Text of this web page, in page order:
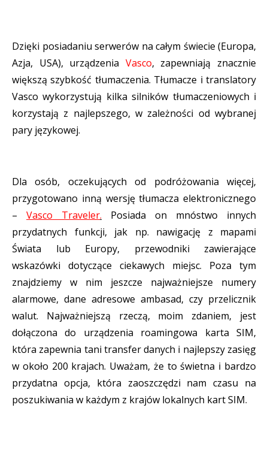
Dzięki posiadaniu serwerów na całym świecie (Europa,
Azja, USA), urządzenia Vasco, zapewniają znacznie
większą szybkość tłumaczenia. Tłumacze i translatory
Vasco wykorzystują kilka silników tłumaczeniowych i
korzystają z najlepszego, w zależności od wybranej
pary językowej.
Dla osób, oczekujących od podróżowania więcej,
przygotowano inną wersję tłumacza elektronicznego
– Vasco Traveler. Posiada on mnóstwo innych
przydatnych funkcji, jak np. nawigację z mapami
Świata lub Europy, przewodniki zawierające
wskazówki dotyczące ciekawych miejsc. Poza tym
znajdziemy w nim jeszcze najważniejsze numery
alarmowe, dane adresowe ambasad, czy przelicznik
walut. Najważniejszą rzeczą, moim zdaniem, jest
dołączona do urządzenia roamingowa karta SIM,
która zapewnia tani transfer danych i najlepszy zasięg
w około 200 krajach. Uważam, że to świetna i bardzo
przydatna opcja, która zaoszczędzi nam czasu na
poszukiwania w każdym z krajów lokalnych kart SIM.